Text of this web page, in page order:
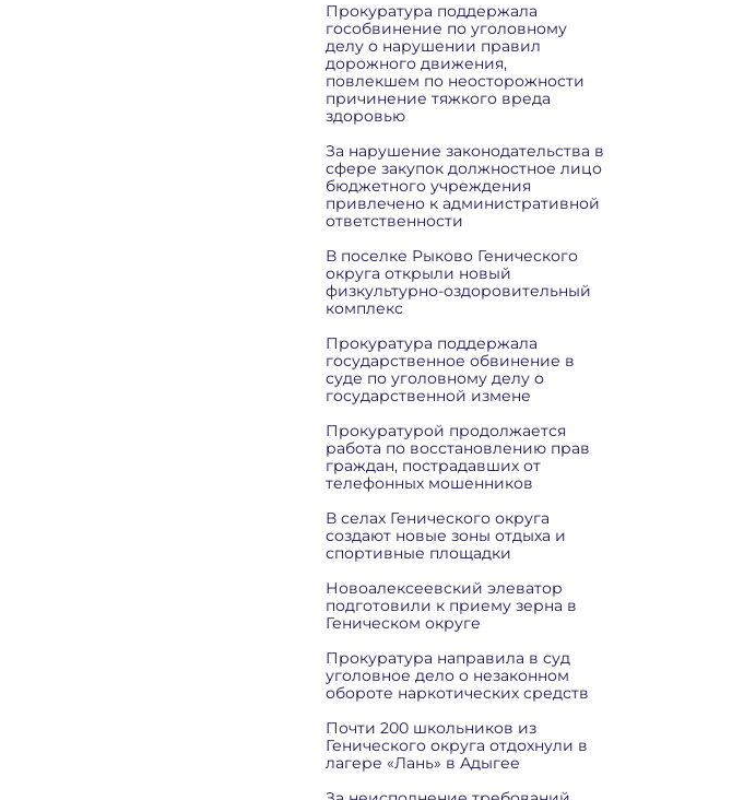
Прокуратура поддержала
гособвинение по уголовному
делу о нарушении правил
дорожного движения,
повлекшем по неосторожности
причинение тяжкого вреда
здоровью
За нарушение законодательства в
сфере закупок должностное лицо
бюджетного учреждения
привлечено к административной
ответственности
В поселке Рыково Генического
округа открыли новый
физкультурно-оздоровительный
комплекс
Прокуратура поддержала
государственное обвинение в
суде по уголовному делу о
государственной измене
Прокуратурой продолжается
работа по восстановлению прав
граждан, пострадавших от
телефонных мошенников
В селах Генического округа
создают новые зоны отдыха и
спортивные площадки
Новоалексеевский элеватор
подготовили к приему зерна в
Геническом округе
Прокуратура направила в суд
уголовное дело о незаконном
обороте наркотических средств
Почти 200 школьников из
Генического округа отдохнули в
лагере «Лань» в Адыгее